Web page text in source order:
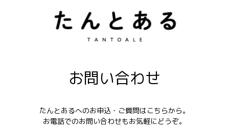
お問い合わせ
たんとあるへのお申込・ご質問はこちらから。
お電話でのお問い合わせもお気軽にどうぞ。